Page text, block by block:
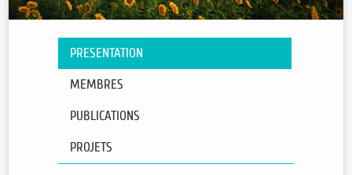
PRESENTATION
MEMBRES
PUBLICATIONS
PROJETS